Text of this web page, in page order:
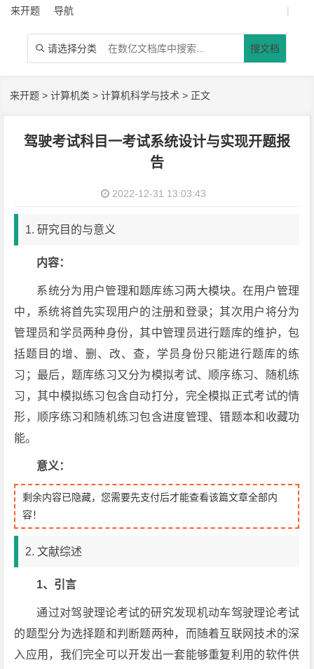
来开题 导航 |
 请选择分类 搜文档
来开题 >计算机类 >计算机科学与技术 > 正文
驾驶考试科目一考试系统设计与实现开题报
告
2022-12-31 13:03:43
1. 研究目的与意义
内容：
系统分为用户管理和题库练习两大模块。在用户管理
中，系统将首先实现用户的注册和登录；其次用户将分为
管理员和学员两种身份，其中管理员进行题库的维护，包
括题目的增、删、改、查，学员身份只能进行题库的练
习；最后，题库练习又分为模拟考试、顺序练习、随机练
习，其中模拟练习包含自动打分，完全模拟正式考试的情
形，顺序练习和随机练习包含进度管理、错题本和收藏功
能。
意义：
剩余内容已隐藏，您需要先支付后才能查看该篇文章全部内
容！
2. 文献综述
1、引言
通过对驾驶理论考试的研究发现机动车驾驶理论考试
的题型分为选择题和判断题两种，而随着互联网技术的深
入应用，我们完全可以开发出一套能够重复利用的软件供